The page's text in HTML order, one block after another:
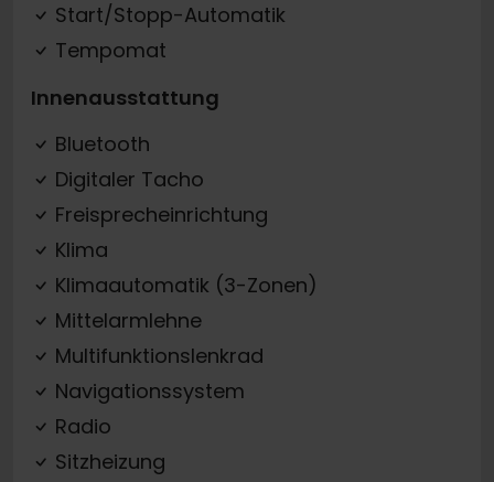
Start/Stopp-Automatik
Tempomat
Innenausstattung
Bluetooth
Digitaler Tacho
Freisprecheinrichtung
Klima
Klimaautomatik (3-Zonen)
Mittelarmlehne
Multifunktionslenkrad
Navigationssystem
Radio
Sitzheizung